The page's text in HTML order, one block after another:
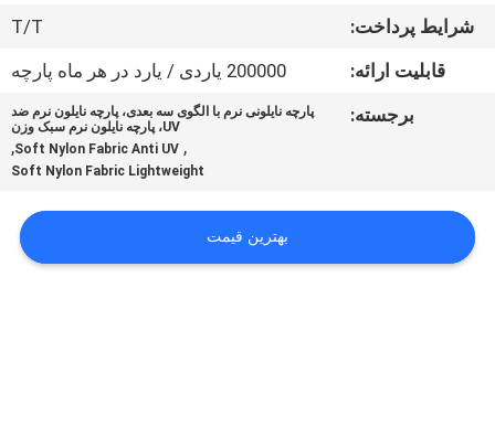
تماس
بگیرید
COMPANY
شرایط پرداخت:
T/T
قابلیت ارائه:
200000 یاردی / یارد در هر ماه پارچه
برجسته:
پارچه نایلونی نرم با الگوی سه بعدی، پارچه نایلون نرم ضد
UV، پارچه نایلون نرم سبک وزن
,
Soft Nylon Fabric Anti UV
,
Soft Nylon Fabric Lightweight
بهترین قیمت